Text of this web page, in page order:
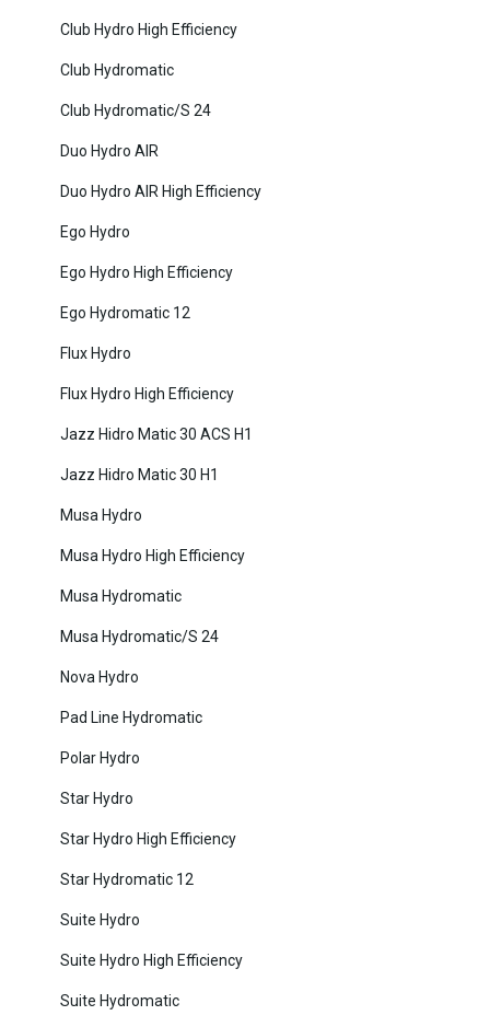
Club Hydro High Efficiency
Club Hydromatic
Club Hydromatic/S 24
Duo Hydro AIR
Duo Hydro AIR High Efficiency
Ego Hydro
Ego Hydro High Efficiency
Ego Hydromatic 12
Flux Hydro
Flux Hydro High Efficiency
Jazz Hidro Matic 30 ACS H1
Jazz Hidro Matic 30 H1
Musa Hydro
Musa Hydro High Efficiency
Musa Hydromatic
Musa Hydromatic/S 24
Nova Hydro
Pad Line Hydromatic
Polar Hydro
Star Hydro
Star Hydro High Efficiency
Star Hydromatic 12
Suite Hydro
Suite Hydro High Efficiency
Suite Hydromatic